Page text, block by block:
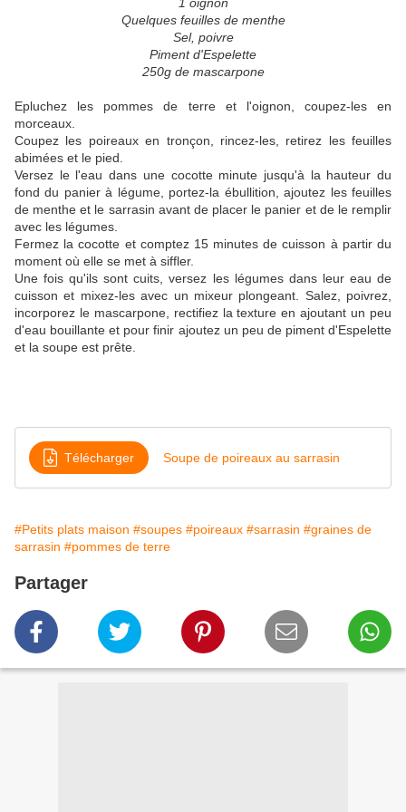
Quelques feuilles de menthe
Sel, poivre
Piment d'Espelette
250g de mascarpone
Epluchez les pommes de terre et l'oignon, coupez-les en
morceaux.
Coupez les poireaux en tronçon, rincez-les, retirez les feuilles
abimées et le pied.
Versez le l'eau dans une cocotte minute jusqu'à la hauteur du
fond du panier à légume, portez-la ébullition, ajoutez les feuilles
de menthe et le sarrasin avant de placer le panier et de le remplir
avec les légumes.
Fermez la cocotte et comptez 15 minutes de cuisson à partir du
moment où elle se met à siffler.
Une fois qu'ils sont cuits, versez les légumes dans leur eau de
cuisson et mixez-les avec un mixeur plongeant. Salez, poivrez,
incorporez le mascarpone, rectifiez la texture en ajoutant un peu
d'eau bouillante et pour finir ajoutez un peu de piment d'Espelette
et la soupe est prête.
Télécharger Soupe de poireaux au sarrasin
#Petits plats maison #soupes #poireaux #sarrasin #graines de
sarrasin #pommes de terre
Partager